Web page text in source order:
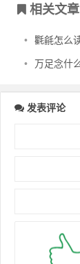
相关文章
• 氍毹怎么
• 万足念什
发表评论